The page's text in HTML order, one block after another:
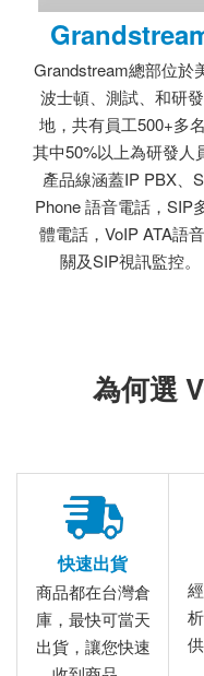
Grandstream總部位於
波士頓、測試、和研
地，共有員工500+多
其中50%以上為研發人
產品線涵蓋IP PBX、
Phone 語音電話，SIP
體電話，VoIP ATA語
關及SIP視訊監控。
為何選
快速出貨
商品都在台灣倉
庫，最快可當天
出貨，讓您快速